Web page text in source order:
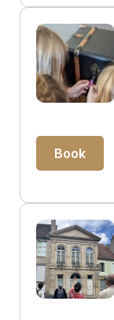
Book